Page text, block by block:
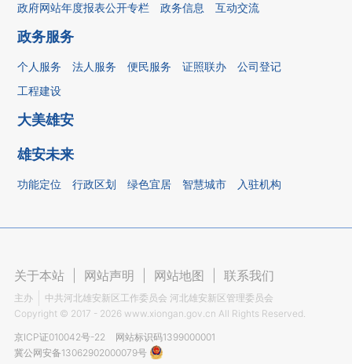
政府网站年度报表公开专栏
政务信息 互动交流
政务服务
个人服务 法人服务 便民服务 证照联办
公司登记
工程建设
大美雄安
雄安未来
功能定位 行政区划 绿色宜居 智慧城市 入驻机构
关于本站 网站声明 网站地图 联系我们
主办
中共河北雄安新区工作委员会 河北雄安新区管理委员会
Copyright © 2017 - 2026 www.xiongan.gov.cn All Rights Reserved.
京ICP证010042号-22
网站标识码1399000001
冀公网安备13062902000079号